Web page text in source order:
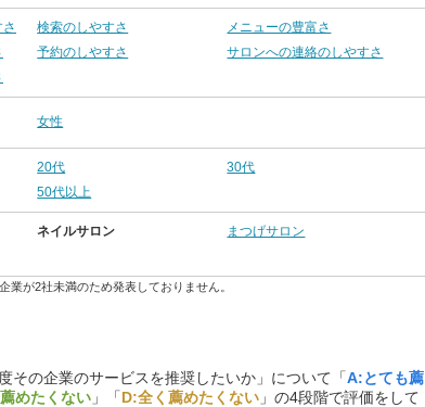
検索のしやすさ
メニューの豊富さ
予約のしやすさ
サロンへの連絡のしやすさ
女性
20代
30代
50代以上
ネイルサロン
まつげサロン
が2社未満のため発表しておりません。
その企業のサービスを推奨したいか」について「A:とても薦
めたくない 」「D:全く薦めたくない 」の4段階で評価をして